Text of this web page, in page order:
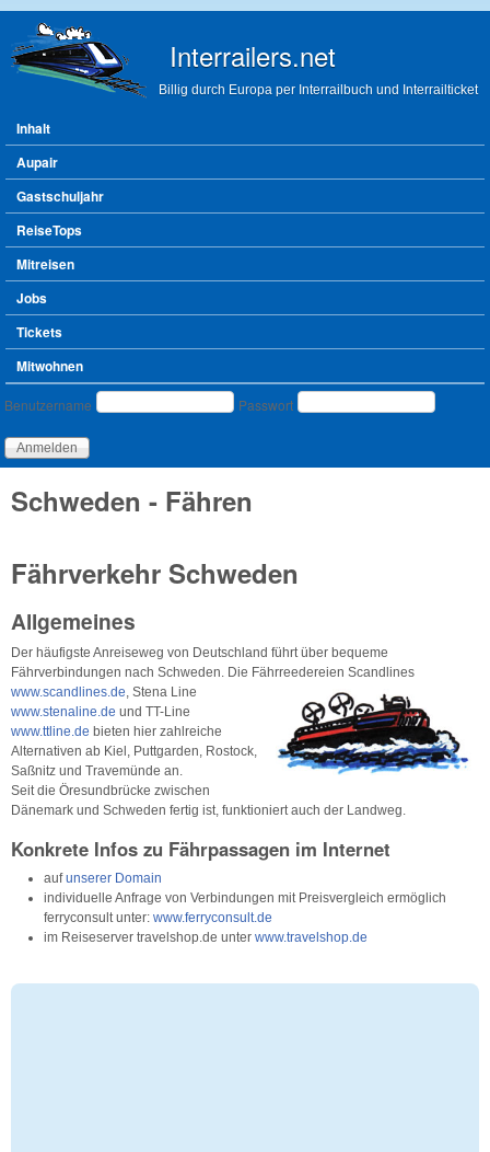
Interrailers.net
Billig durch Europa per Interrailbuch und Interrailticket
Hauptmenü
Inhalt
Aupair
Gastschuljahr
ReiseTops
Mitreisen
Jobs
Tickets
Mitwohnen
Benutzeranmeldung
Benutzername Passwort
Schweden - Fähren
Fährverkehr Schweden
Allgemeines
Der häufigste Anreiseweg von Deutschland führt über bequeme
Fährverbindungen nach Schweden. Die Fährreedereien Scandlines
www.scandlines.de , Stena Line
www.stenaline.de und TT-Line
www.ttline.de bieten hier zahlreiche
Alternativen ab Kiel, Puttgarden, Rostock,
Saßnitz und Travemünde an.
Seit die Öresundbrücke zwischen
Dänemark und Schweden fertig ist, funktioniert auch der Landweg.
Konkrete Infos zu Fährpassagen im Internet
aufunserer Domain
individuelle Anfrage von Verbindungen mit Preisvergleich ermöglich
ferryconsult unter: www.ferryconsult.de
im Reiseserver travelshop.de unter www.travelshop.de